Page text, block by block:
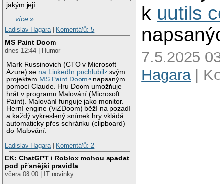
jakým její
…více »
Ladislav Hagara
Komentářů: 5
MS Paint Doom
dnes 12:44 | Humor
Mark Russinovich (CTO v Microsoft
Azure) se na LinkedIn pochlubil
svým
projektem MS Paint Doom
napsaným
pomocí Claude. Hru Doom umožňuje
hrát v programu Malování (Microsoft
Paint). Malování funguje jako monitor.
Herní engine (ViZDoom) běží na pozadí
a každý vykreslený snímek hry vkládá
automaticky přes schránku (clipboard)
do Malování.
Ladislav Hagara
Komentářů: 2
EK: ChatGPT i Roblox mohou spadat
pod přísnější pravidla
včera 08:00 | IT novinky
k uutils
7.5.2025
Hagara|